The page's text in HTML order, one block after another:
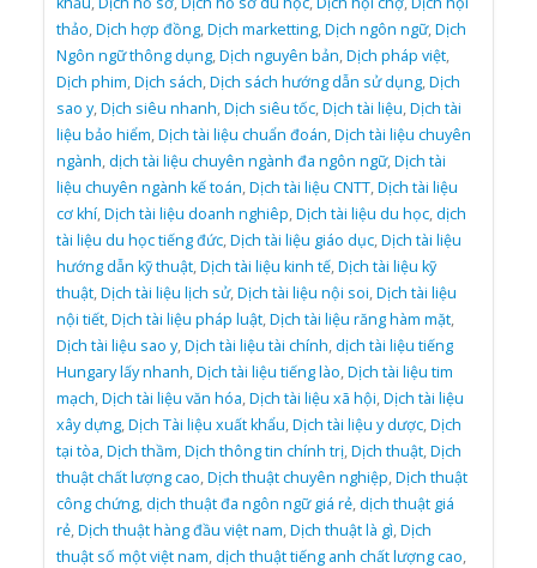
thảo,Dịch hợp đồng,Dịch marketting,Dịch ngôn ngữ,Dịch
Ngôn ngữ thông dụng,Dịch nguyên bản,Dịch pháp việt,
Dịch phim,Dịch sách,Dịch sách hướng dẫn sử dụng,Dịch
sao y,Dịch siêu nhanh,Dịch siêu tốc,Dịch tài liệu,Dịch tài
liệu bảo hiểm,Dịch tài liệu chuẩn đoán,Dịch tài liệu chuyên
ngành,dịch tài liệu chuyên ngành đa ngôn ngữ,Dịch tài
liệu chuyên ngành kế toán,Dịch tài liệu CNTT,Dịch tài liệu
cơ khí,Dịch tài liệu doanh nghiêp,Dịch tài liệu du học,dịch
tài liệu du học tiếng đức,Dịch tài liệu giáo dục,Dịch tài liệu
hướng dẫn kỹ thuật,Dịch tài liệu kinh tế,Dịch tài liệu kỹ
thuật,Dịch tài liệu lịch sử,Dịch tài liệu nội soi,Dịch tài liệu
nội tiết,Dịch tài liệu pháp luật,Dịch tài liệu răng hàm mặt,
Dịch tài liệu sao y,Dịch tài liệu tài chính,dịch tài liệu tiếng
Hungary lấy nhanh,Dịch tài liệu tiếng lào,Dịch tài liệu tim
mạch,Dịch tài liệu văn hóa,Dịch tài liệu xã hội,Dịch tài liệu
xây dựng,Dịch Tài liệu xuất khẩu,Dịch tài liệu y dược,Dịch
tại tòa,Dịch thầm,Dịch thông tin chính trị,Dịch thuật,Dịch
thuật chất lượng cao,Dịch thuật chuyên nghiệp,Dịch thuật
công chứng,dịch thuật đa ngôn ngữ giá rẻ,dịch thuật giá
rẻ,Dịch thuật hàng đầu việt nam,Dịch thuật là gì,Dịch
thuật số một việt nam,dịch thuật tiếng anh chất lượng cao,